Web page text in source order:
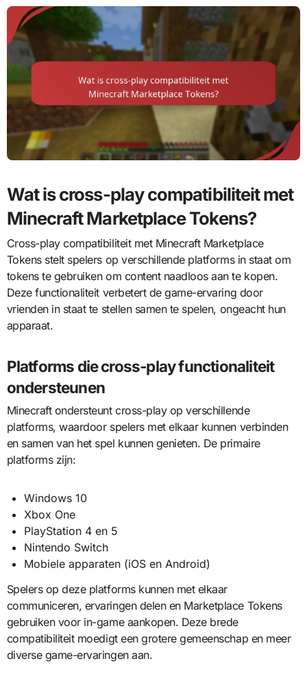
Wat is cross-play compatibiliteit met
Minecraft Marketplace Tokens?
Cross-play compatibiliteit met Minecraft Marketplace
Tokens stelt spelers op verschillende platforms in staat om
tokens te gebruiken om content naadloos aan te kopen.
Deze functionaliteit verbetert de game-ervaring door
vrienden in staat te stellen samen te spelen, ongeacht hun
apparaat.
Platforms die cross-play functionaliteit
ondersteunen
Minecraft ondersteunt cross-play op verschillende
platforms, waardoor spelers met elkaar kunnen verbinden
en samen van het spel kunnen genieten. De primaire
platforms zijn:
Windows 10
Xbox One
PlayStation 4 en 5
Nintendo Switch
Mobiele apparaten (iOS en Android)
Spelers op deze platforms kunnen met elkaar
communiceren, ervaringen delen en Marketplace Tokens
gebruiken voor in-game aankopen. Deze brede
compatibiliteit moedigt een grotere gemeenschap en meer
diverse game-ervaringen aan.